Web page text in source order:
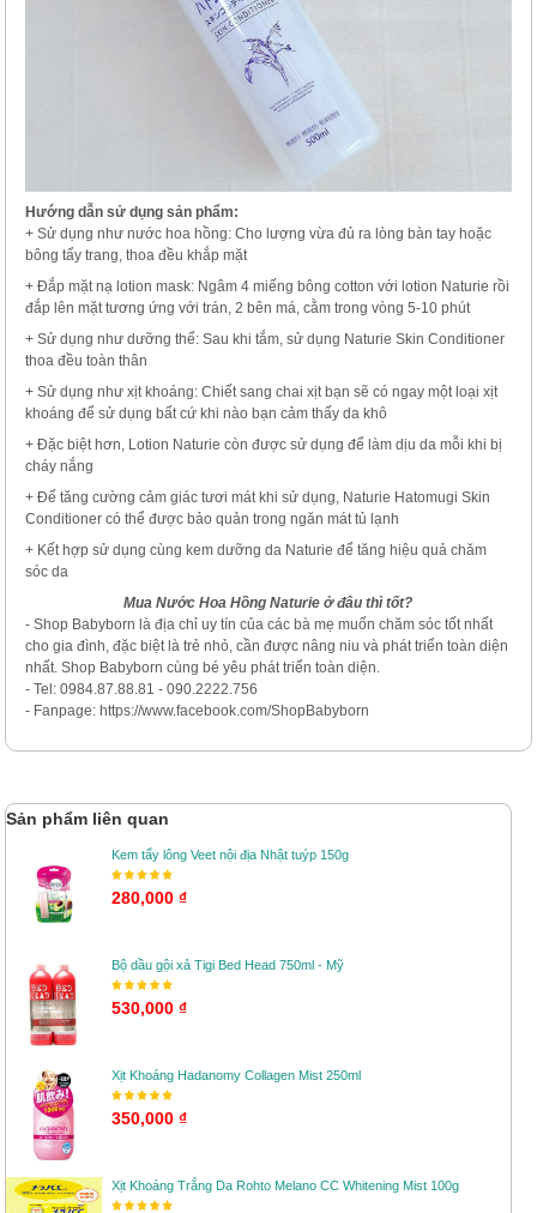
Hướng dẫn sử dụng sản phẩm:
+ Sử dụng như nước hoa hồng: Cho lượng vừa đủ ra lòng bàn tay hoặc
bông tẩy trang, thoa đều khắp mặt
+ Đắp mặt nạ lotion mask: Ngâm 4 miếng bông cotton với lotion Naturie rồi
đắp lên mặt tương ứng với trán, 2 bên má, cằm trong vòng 5-10 phút
+ Sử dụng như dưỡng thể: Sau khi tắm, sử dụng Naturie Skin Conditioner
thoa đều toàn thân
+ Sử dụng như xịt khoáng: Chiết sang chai xịt bạn sẽ có ngay một loại xịt
khoáng để sử dụng bất cứ khi nào bạn cảm thấy da khô
+ Đặc biệt hơn, Lotion Naturie còn được sử dụng để làm dịu da mỗi khi bị
cháy nắng
+ Để tăng cường cảm giác tươi mát khi sử dụng, Naturie Hatomugi Skin
Conditioner có thể được bảo quản trong ngăn mát tủ lạnh
+ Kết hợp sử dụng cùng kem dưỡng da Naturie để tăng hiệu quả chăm
sóc da
Mua Nước Hoa Hồng Naturie ở đâu thì tốt?
- Shop Babyborn là địa chỉ uy tín của các bà mẹ muốn chăm sóc tốt nhất
cho gia đình, đặc biệt là trẻ nhỏ, cần được nâng niu và phát triển toàn diện
nhất. Shop Babyborn cùng bé yêu phát triển toàn diện.
- Tel: 0984.87.88.81 - 090.2222.756
- Fanpage: https://www.facebook.com/ShopBabyborn
Sản phẩm liên quan
Kem tẩy lông Veet nội địa Nhật tuýp 150g
280,000 ₫
Bộ dầu gội xả Tigi Bed Head 750ml - Mỹ
530,000 ₫
Xịt Khoáng Hadanomy Collagen Mist 250ml
350,000 ₫
Xịt Khoáng Trắng Da Rohto Melano CC Whitening Mist 100g